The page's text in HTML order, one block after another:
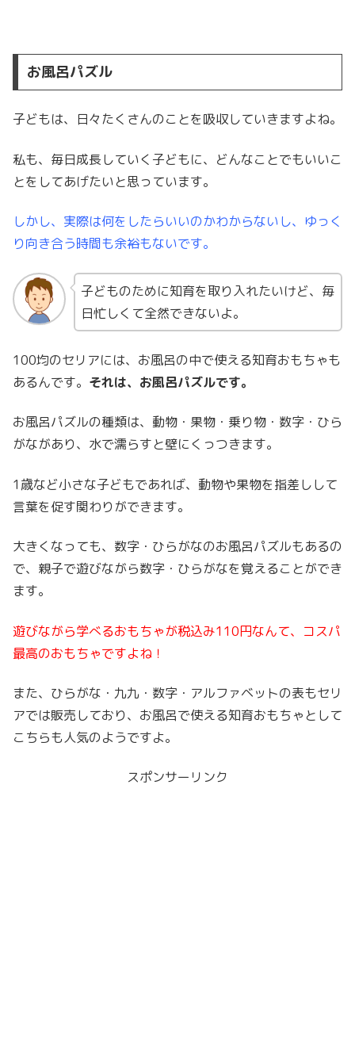
お風呂パズル
子どもは、日々たくさんのことを吸収していきますよね。
私も、毎日成長していく子どもに、どんなことでもいいこ
とをしてあげたいと思っています。
しかし、実際は何をしたらいいのかわからないし、ゆっく
り向き合う時間も余裕もないです。
子どものために知育を取り入れたいけど、毎
日忙しくて全然できないよ。
100均のセリアには、お風呂の中で使える知育おもちゃも
あるんです。 それは、 お風呂パズルです。
お風呂パズルの種類は、動物・果物・乗り物・数字・ひら
がながあり、水で濡らすと壁にくっつきます。
1歳など小さな子どもであれば、動物や果物を指差しして
言葉を促す関わりができます。
大きくなっても、数字・ひらがなのお風呂パズルもあるの
で、親子で遊びながら数字・ひらがなを覚えることができ
ます。
遊びながら学べるおもちゃが税込み110円なんて、コスパ
最高のおもちゃですよね！
また、ひらがな・九九・数字・アルファベットの表もセリ
アでは販売しており、お風呂で使える知育おもちゃとして
こちらも人気のようですよ。
スポンサーリンク